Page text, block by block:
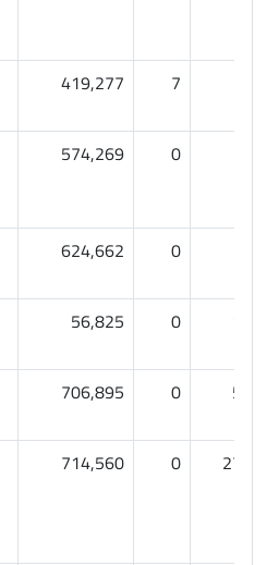
419,277 7
574,269 0
624,662 0
56,825 0
706,895 0 54
714,560 0 277